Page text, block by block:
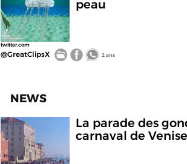
twitter.com
peau
@GreatClipsX 2 ans
NEWS
La parade des
carnaval de